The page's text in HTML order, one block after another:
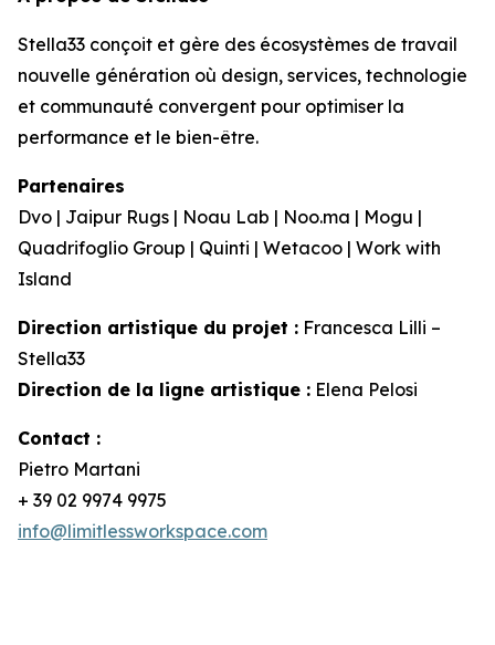
Stella33 conçoit et gère des écosystèmes de travail
nouvelle génération où design, services, technologie
et communauté convergent pour optimiser la
performance et le bien-être.
Partenaires
Dvo | Jaipur Rugs | Noau Lab | Noo.ma | Mogu |
Quadrifoglio Group | Quinti | Wetacoo | Work with
Island
Direction artistique du projet : Francesca Lilli –
Stella33
Direction de la ligne artistique : Elena Pelosi
Contact :
Pietro Martani
+ 39 02 9974 9975
info@limitlessworkspace.com